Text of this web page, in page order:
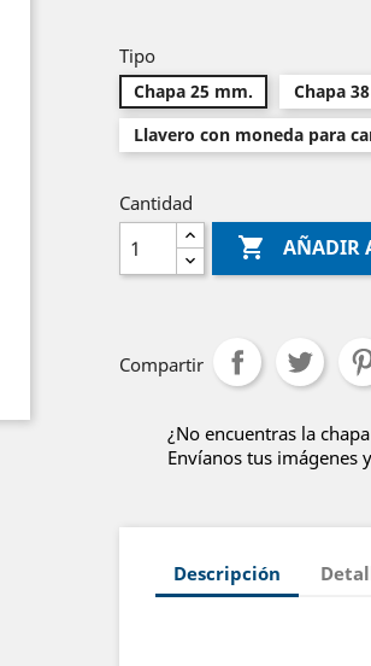
Tipo
Chapa 25 mm. Chapa
Llavero con moneda para
Cantidad
 AÑADIR
Compartir
¿No encuentras la
Envíanos tus imágenes
Descripción